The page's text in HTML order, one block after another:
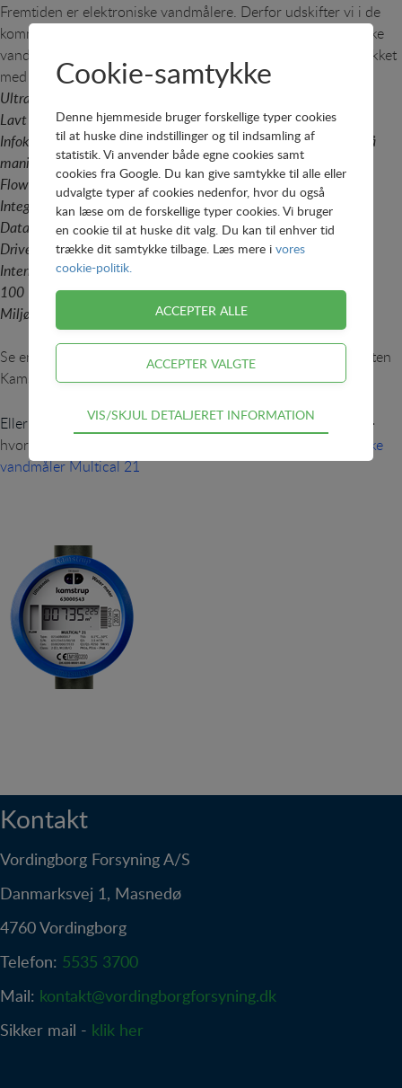
Fremtiden er elektroniske vandmålere. Derfor udskifter vi i de
kommende år, de gamle mekaniske vandmålere til elektroniske
vandmålere, der ud over at registrere vandforbruget, er spækket
med flere intelligente funktioner:
Ultralyds måleteknik
Lavt start-flow
Infokoder for lækager, brud, tør måler, modsat flow og forsøg på
manipulation
Flow- og temperaturovervågning
Integreret radiokommunikation
Datalogging og fjernaflæsning
Drive-by eller netværksaflæsning
Internt litium batteri med op til 16 års levetid
100 % vakuumforseglet konstruktion
Miljøvenlig
Se en lille film om den elektroniske vandmåler
fra producenten
Kamstrup.
Eller se mere om vandløsninger påKamstrups hjemmeside -
hvor du bl.a kan læse mere om
den mest anvendt elektroniske
vandmåler Multical 21
Kontakt
Vordingborg Forsyning A/S
Danmarksvej 1, Masnedø
4760 Vordingborg
Telefon: 5535 3700
Mail: kontakt@vordingborgforsyning.dk
Sikker mail - klik her
Cookie-samtykke
Denne hjemmeside bruger forskellige typer cookies
til at huske dine indstillinger og til indsamling af
statistik. Vi anvender både egne cookies samt
cookies fra Google. Du kan give samtykke til alle eller
udvalgte typer af cookies nedenfor, hvor du også
kan læse om de forskellige typer cookies. Vi bruger
en cookie til at huske dit valg. Du kan til enhver tid
trække dit samtykke tilbage. Læs mere i vores
cookie-politik.
Teknisk
Tekniske cookies er nødvendige for hjemmesidens
adgangskontrol samt indkøbskurv og kan derfor ikke
Statistik-cookies bruges til at optimere design,
brugervenlighed og effektiviteten af en hjemmeside.
Fx ved at indsamle besøgsstatistik om antal besøg
og hvordan hjemmesiden bruges.
Personalisering
Personaliserings-cookies (tracking-cookies) indsamler
brugerens digitale fodspor på tværs af flere
VIS/SKJUL DETALJERET INFORMATION